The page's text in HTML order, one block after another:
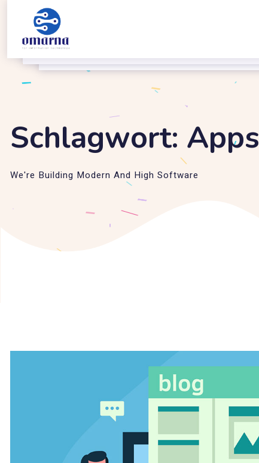
Schlagwort: Apps
We're Building Modern And High Software